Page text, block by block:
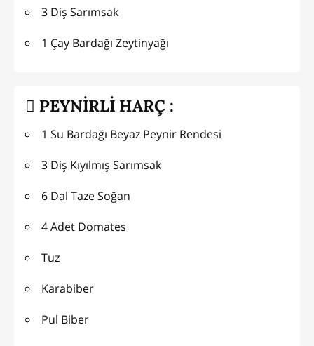
3 Diş Sarımsak
1 Çay Bardağı Zeytinyağı
PEYNİRLİ HARÇ :
1 Su Bardağı Beyaz Peynir Rendesi
3 Diş Kıyılmış Sarımsak
6 Dal Taze Soğan
4 Adet Domates
Tuz
Karabiber
Pul Biber